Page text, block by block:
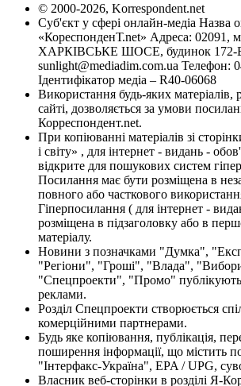
© 2000-2026, Korrespondent.net
Суб'єкт у сфері онлайн-медіа Назва
«КореспонденТ.net» Адреса: 02091,
ХАРКІВСЬКЕ ШОСЕ, будинок 172-Б,
sunlight@mediadim.com.ua Телефон:
Ідентифікатор медіа – R40-06068
Використання будь-яких матеріалів,
сайті, дозволяється за умови
Корреспондент.net.
При копіюванні матеріалів зі
і світу» , для інтернет - видань -
відкрите для пошукових систем
Посилання має бути розміщена в
повного або часткового
Гіперпосилання ( для інтернет -
розміщена в підзаголовку або в
матеріалу.
Новини з позначками "Думка",
"Регіони", "Гроші", "Влада",
"Спецпроекти", "Промо"
реклами.
Розділ Спецпроекти створюється
комерційними партнерами.
Будь яке копіювання, публікація,
поширення інформації, що містить
"Інтерфакс-Україна", EPA / UPG,
Власник веб-сторінки в розділі Я-